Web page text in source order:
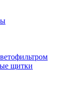
щитки